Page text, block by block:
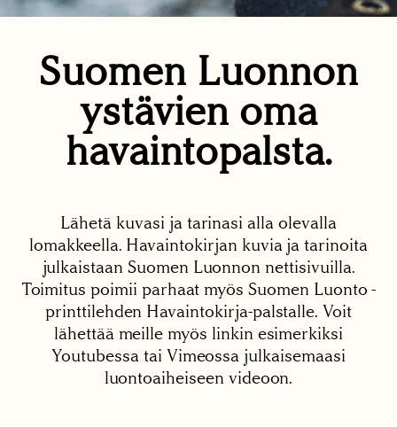
Suomen Luonnon
ystävien oma
havaintopalsta.
Lähetä kuvasi ja tarinasi alla olevalla
lomakkeella. Havaintokirjan kuvia ja tarinoita
julkaistaan Suomen Luonnon nettisivuilla.
Toimitus poimii parhaat myös Suomen Luonto -
printtilehden Havaintokirja-palstalle. Voit
lähettää meille myös linkin esimerkiksi
Youtubessa tai Vimeossa julkaisemaasi
luontoaiheiseen videoon.